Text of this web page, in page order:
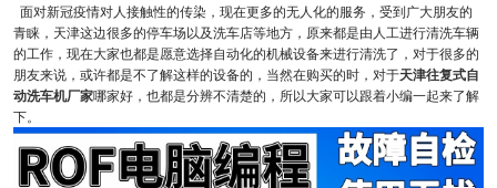
面对新冠疫情对人接触性的传染，现在更多的无人化的服务，受到广大朋友的
青睐，天津这边很多的停车场以及洗车店等地方，原来都是由人工进行清洗车辆
的工作，现在大家也都是愿意选择自动化的机械设备来进行清洗了，对于很多的
朋友来说，或许都是不了解这样的设备的，当然在购买的时，对于天津往复式自
动洗车机厂家哪家好，也都是分辨不清楚的，所以大家可以跟着小编一起来了解
下。